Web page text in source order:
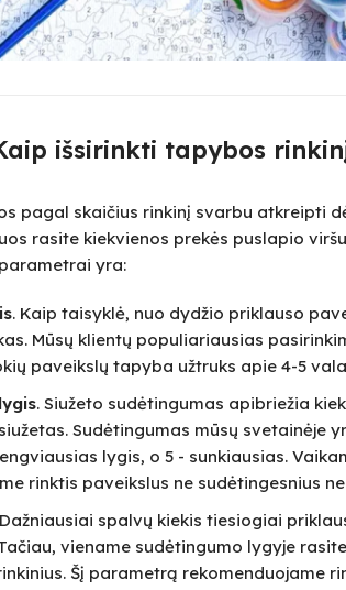
išsirinkti tapybos
pagal skaičius rinkinį svarbu atkreipti
rasite kiekvienos prekės puslapio
yra:
. Kaip taisyklė, nuo dydžio priklauso
Mūsų klientų populiariausias
paveikslų tapyba užtruks apie 4-5
. Siužeto sudėtingumas apibriežia
Sudėtingumas mūsų svetainėje
lygis, o 5 - sunkiausias.
rinktis paveikslus ne sudėtingesnius
spalvų kiekis tiesiogiai
viename sudėtingumo lygyje
Šį parametrą rekomenduojame